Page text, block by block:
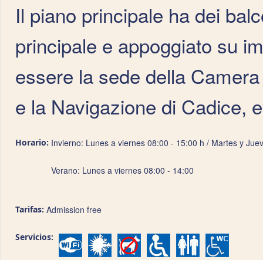
Il piano principale ha dei
principale e appoggiato su
essere la sede della
e la Navigazione di Cadice,
Horario: Invierno: Lunes a viernes 08:00 - 15:00 h / Martes y
Verano: Lunes a viernes 08:00 - 14:00
Tarifas: Admission free
Servicios: